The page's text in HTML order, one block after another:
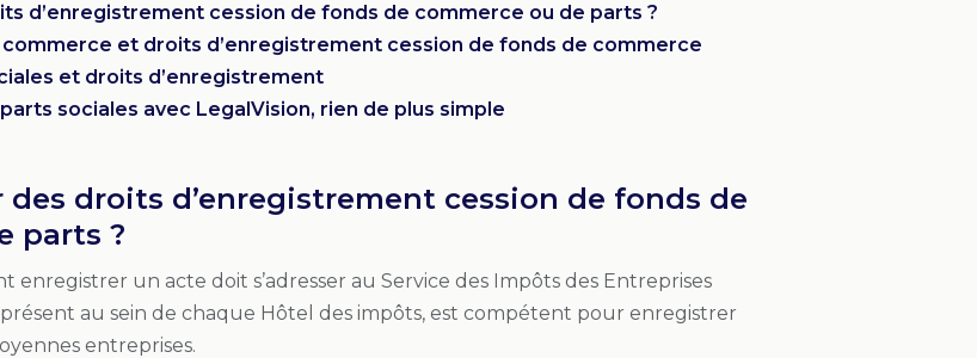
d’enregistrement cession de fonds de commerce ou de parts ?
et droits d’enregistrement cession de fonds de commerce
et droits d’enregistrement
sociales avec LegalVision, rien de plus simple
des droits d’enregistrement cession de fonds de
parts ?
enregistrer un acte doit s’adresser au Service des Impôts des Entreprises
présent au sein de chaque Hôtel des impôts, est compétent pour enregistrer
entreprises.